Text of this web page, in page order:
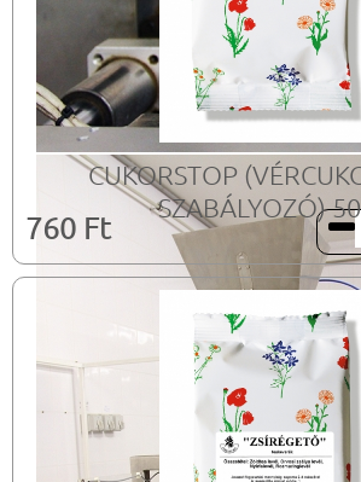
CUKORSTOP
SZABÁLYOZÓ)
760 Ft 